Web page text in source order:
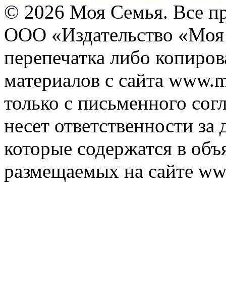
© 2026 Моя Семья. Все
ООО «Издательство
перепечатка либо
материалов с сайта
только с письменного
несет ответственности
которые содержатся в
размещаемых на сайте